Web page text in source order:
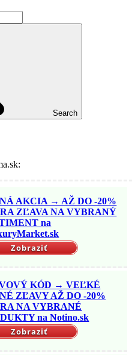
Search
AKCIA → AŽ DO -20%
ZĽAVA NA VYBRANÝ
na
Zobraziť
KÓD → VEĽKÉ
ZĽAVY AŽ DO -20%
NA VYBRANÉ
na Notino.sk
Zobraziť